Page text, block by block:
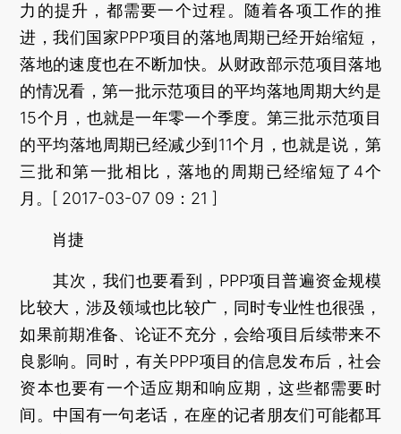
力的提升，都需要一个过程。随着各项工作的推
进，我们国家PPP项目的落地周期已经开始缩短，
落地的速度也在不断加快。从财政部示范项目落地
的情况看，第一批示范项目的平均落地周期大约是
15个月，也就是一年零一个季度。第三批示范项目
的平均落地周期已经减少到11个月，也就是说，第
三批和第一批相比，落地的周期已经缩短了4个
月。[ 2017-03-07 09：21 ]
肖捷
其次，我们也要看到，PPP项目普遍资金规模
比较大，涉及领域也比较广，同时专业性也很强，
如果前期准备、论证不充分，会给项目后续带来不
良影响。同时，有关PPP项目的信息发布后，社会
资本也要有一个适应期和响应期，这些都需要时
间。中国有一句老话，在座的记者朋友们可能都耳